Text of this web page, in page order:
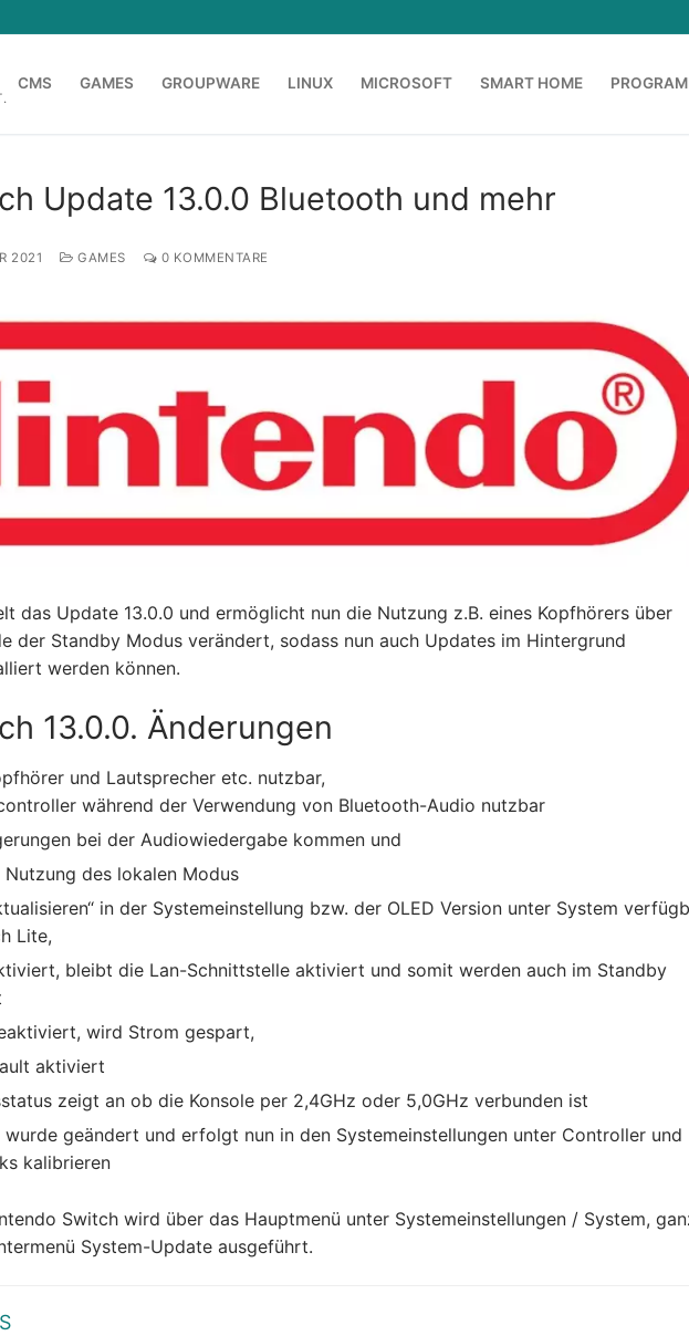
CMS GAMES GROUPWARE LINUX MICROSOFT SMART HOME
Update 13.0.0 Bluetooth und mehr
2021 GAMES 0 KOMMENTARE
das Update 13.0.0 und ermöglicht nun die Nutzung z.B. eines Kopfhörers über
der Standby Modus verändert, sodass nun auch Updates im Hintergrund
werden können.
13.0.0. Änderungen
und Lautsprecher etc. nutzbar,
während der Verwendung von Bluetooth-Audio nutzbar
bei der Audiowiedergabe kommen und
des lokalen Modus
in der Systemeinstellung bzw. der OLED Version unter System
Lite,
bleibt die Lan-Schnittstelle aktiviert und somit werden auch im Standby
wird Strom gespart,
aktiviert
zeigt an ob die Konsole per 2,4GHz oder 5,0GHz verbunden ist
geändert und erfolgt nun in den Systemeinstellungen unter Controller und
kalibrieren
Switch wird über das Hauptmenü unter Systemeinstellungen / System,
System-Update ausgeführt.